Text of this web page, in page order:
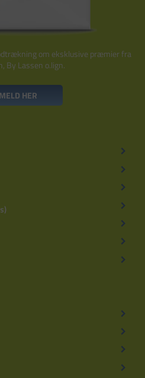
om eksklusive præmier fra
By Lassen o.lign.
HER